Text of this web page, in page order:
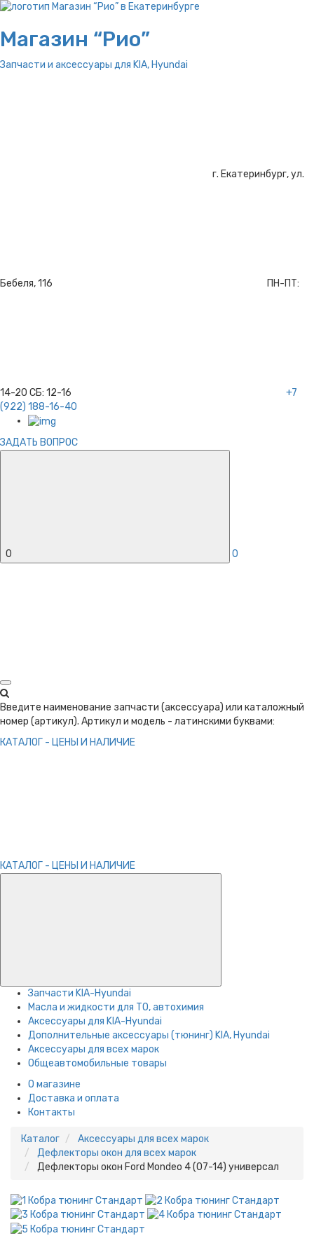
Магазин “Рио”
Запчасти и аксессуары для KIA, Hyundai
г. Екатеринбург, ул.
Бебеля, 116 ПН-ПТ:
14-20 СБ: 12-16
+7
(922) 188-16-40
ЗАДАТЬ ВОПРОС
0 0
Введите наименование запчасти (аксессуара) или каталожный
номер (артикул). Артикул и модель - латинскими буквами:
КАТАЛОГ - ЦЕНЫ И НАЛИЧИЕ
КАТАЛОГ - ЦЕНЫ И НАЛИЧИЕ
Запчасти KIA-Hyundai
Масла и жидкости для ТО, автохимия
Аксессуары для KIA-Hyundai
Дополнительные аксессуары (тюнинг) KIA, Hyundai
Аксессуары для всех марок
Общеавтомобильные товары
О магазине
Доставка и оплата
Контакты
Каталог
Аксессуары для всех марок
Дефлекторы окон для всех марок
Дефлекторы окон Ford Mondeo 4 (07-14) универсал